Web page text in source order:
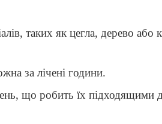
таких як цегла, дерево або
за лічені години.
що робить їх підходящими